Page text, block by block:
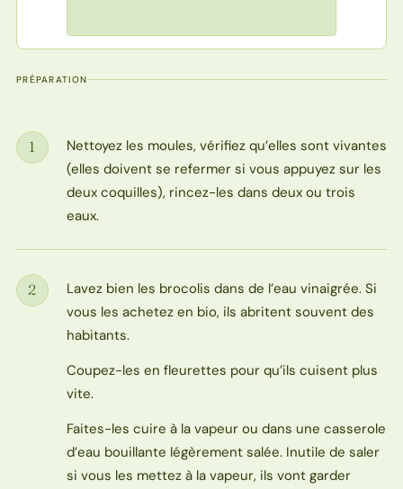
PRÉPARATION
Étape
1
Nettoyez les moules, vérifiez qu’elles sont vivantes
(elles doivent se refermer si vous appuyez sur les
deux coquilles), rincez-les dans deux ou trois
eaux.
Étape
2
Lavez bien les brocolis dans de l’eau vinaigrée. Si
vous les achetez en bio, ils abritent souvent des
habitants.
Coupez-les en fleurettes pour qu’ils cuisent plus
vite.
Faites-les cuire à la vapeur ou dans une casserole
d’eau bouillante légèrement salée. Inutile de saler
si vous les mettez à la vapeur, ils vont garder